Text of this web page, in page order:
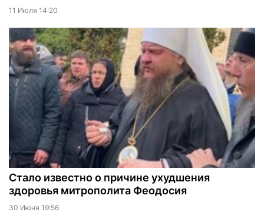
11 Июля 14:20
Стало известно о причине ухудшения
здоровья митрополита Феодосия
30 Июня 19:56